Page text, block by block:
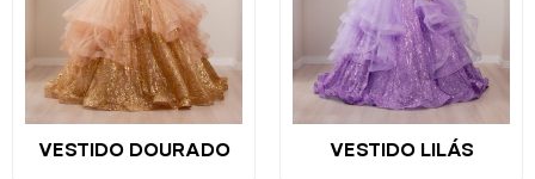
VESTIDO DOURADO VESTIDO LILÁS